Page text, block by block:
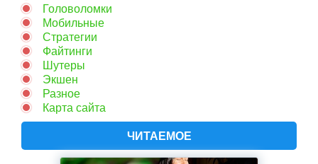
Головоломки
Мобильные
Стратегии
Файтинги
Шутеры
Экшен
Разное
Карта сайта
ЧИТАЕМОЕ